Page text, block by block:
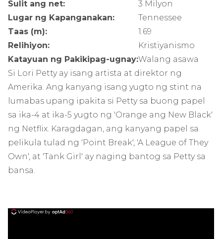
Sulit ang net:
3 Milyon
Lugar ng Kapanganakan:
Tennessee
Taas (m):
1.69
Relihiyon:
Kristiyanismo
Katayuan ng Pakikipag-ugnay:Walang asawa
Si Lori Petty ay isang artista at direktor ng
Amerika. Ang kanyang isang yugto ng stint na
lumabas upang ipakita si Petty sa buong papel
sa ika-4 at ika-5 yugto ng 'Orange ang New Black'
ng Netflix. Karagdagan, ang kanyang papel sa
pelikula tulad ng 'Point Break', 'A League of They
Own', at 'Tank Girl' ay naging bantog sa Petty sa
bansa.